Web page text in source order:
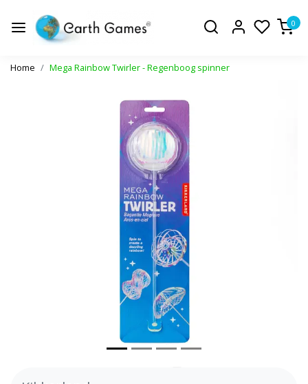
0
Home Mega Rainbow Twirler - Regenboog spinner